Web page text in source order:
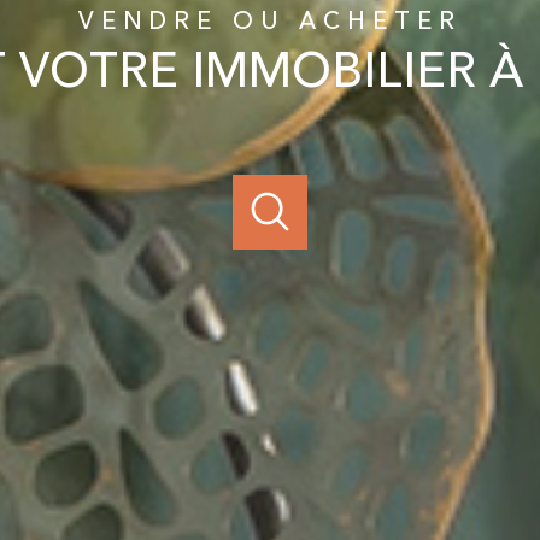
VENDRE OU ACHETER
VOTRE IMMOBILIER À